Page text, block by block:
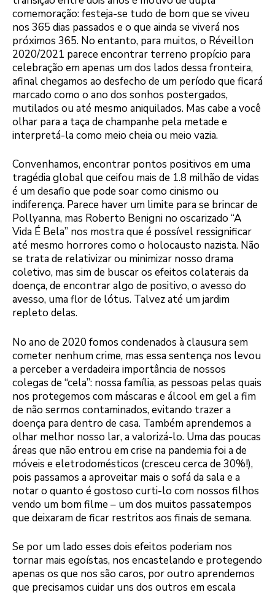
comemoração: festeja-se tudo de bom que se viveu
nos 365 dias passados e o que ainda se viverá nos
próximos 365. No entanto, para muitos,o Réveillon
2020/2021 parece encontrar terreno propício para
celebração em apenas um dos lados dessa fronteira,
afinal chegamos ao desfecho de um período que ficará
marcado como o ano dos sonhos postergados,
mutilados ou até mesmo aniquilados. Mas cabe a você
olhar para a taça de champanhe pela metade e
interpretá-la como meio cheia ou meio vazia.
Convenhamos, encontrar pontos positivos em uma
tragédia global que ceifou mais de 1.8 milhão de vidas
é um desafio que pode soar como cinismo ou
indiferença. Parece haver um limite para se brincar de
Pollyanna, mas Roberto Benigni no oscarizado “A
Vida É Bela” nos mostra que é possível ressignificar
até mesmo horrores como o holocausto nazista. Não
se trata de relativizar ou minimizar nosso drama
coletivo, mas sim de buscar os efeitos colaterais da
doença, de encontrar algo de positivo, o avesso do
avesso, uma flor de lótus. Talvez até um jardim
repleto delas.
No ano de 2020 fomos condenados à clausura sem
cometer nenhum crime, mas essa sentença nos levou
a perceber a verdadeira importância de nossos
colegas de “cela”: nossa família, as pessoas pelas quais
nos protegemos com máscaras e álcool em gel a fim
de não sermos contaminados, evitando trazer a
doença para dentro de casa. Também aprendemos a
olhar melhor nosso lar, a valorizá-lo. Uma das poucas
áreas que não entrou em crise na pandemia foi a de
móveis e eletrodomésticos (cresceu cerca de 30%!),
pois passamos a aproveitar mais o sofá da sala e a
notar o quanto é gostoso curti-lo com nossos filhos
vendo um bom filme – um dos muitos passatempos
que deixaram de ficar restritos aos finais de semana.
Se por um lado esses dois efeitos poderiam nos
tornar mais egoístas, nos encastelando e protegendo
apenas os que nos são caros, por outro aprendemos
que precisamos cuidar uns dos outros em escala